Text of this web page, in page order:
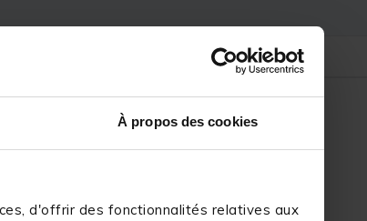
À propos des cookies
d'offrir des fonctionnalités relatives aux